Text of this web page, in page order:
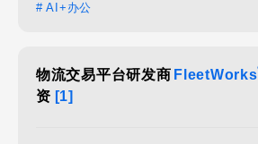
# AI+办公
物流交易平台研发商 FleetWorks
资 [1]